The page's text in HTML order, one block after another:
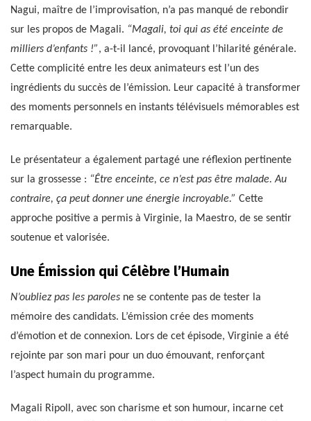
Nagui, maître de l’improvisation, n’a pas manqué de rebondir
sur les propos de Magali. “Magali, toi qui as été enceinte de
milliers d’enfants !”, a-t-il lancé, provoquant l’hilarité générale.
Cette complicité entre les deux animateurs est l’un des
ingrédients du succès de l’émission. Leur capacité à transformer
des moments personnels en instants télévisuels mémorables est
remarquable.
Le présentateur a également partagé une réflexion pertinente
sur la grossesse : “Être enceinte, ce n’est pas être malade. Au
contraire, ça peut donner une énergie incroyable.” Cette
approche positive a permis à Virginie, la Maestro, de se sentir
soutenue et valorisée.
Une Émission qui Célèbre l’Humain
N’oubliez pas les paroles ne se contente pas de tester la
mémoire des candidats. L’émission crée des moments
d’émotion et de connexion. Lors de cet épisode, Virginie a été
rejointe par son mari pour un duo émouvant, renforçant
l’aspect humain du programme.
Magali Ripoll, avec son charisme et son humour, incarne cet